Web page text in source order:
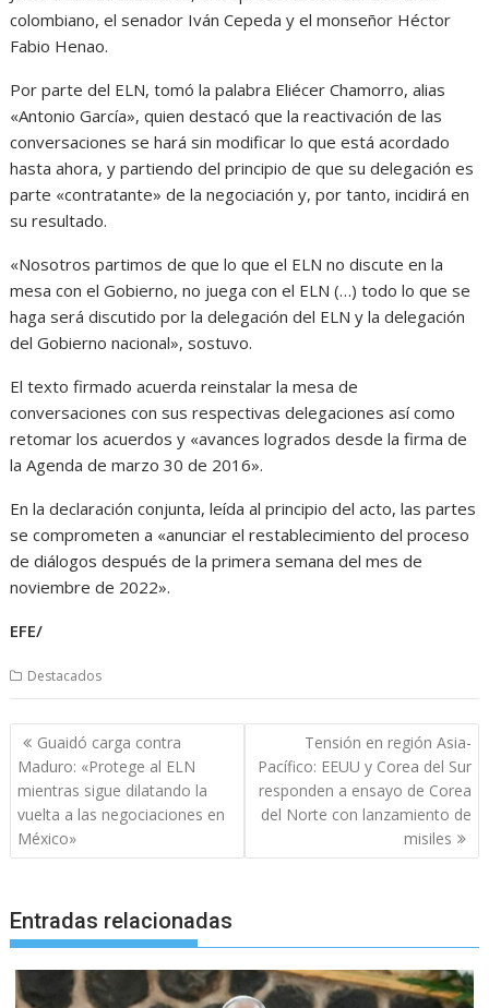
colombiano, el senador Iván Cepeda y el monseñor Héctor
Fabio Henao.
Por parte del ELN, tomó la palabra Eliécer Chamorro, alias
«Antonio García», quien destacó que la reactivación de las
conversaciones se hará sin modificar lo que está acordado
hasta ahora, y partiendo del principio de que su delegación es
parte «contratante» de la negociación y, por tanto, incidirá en
su resultado.
«Nosotros partimos de que lo que el ELN no discute en la
mesa con el Gobierno, no juega con el ELN (…) todo lo que se
haga será discutido por la delegación del ELN y la delegación
del Gobierno nacional», sostuvo.
El texto firmado acuerda reinstalar la mesa de
conversaciones con sus respectivas delegaciones así como
retomar los acuerdos y «avances logrados desde la firma de
la Agenda de marzo 30 de 2016».
En la declaración conjunta, leída al principio del acto, las partes
se comprometen a «anunciar el restablecimiento del proceso
de diálogos después de la primera semana del mes de
noviembre de 2022».
EFE/
Destacados
Navegación
de
entradas
Guaidó carga contra
Maduro: «Protege al ELN
mientras sigue dilatando la
vuelta a las negociaciones en
México»
Tensión en región Asia-
Pacífico: EEUU y Corea del Sur
responden a ensayo de Corea
del Norte con lanzamiento de
misiles
Entradas relacionadas